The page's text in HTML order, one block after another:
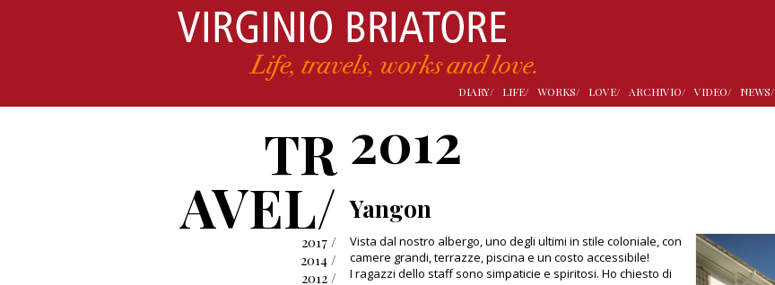
DIARY/ LIFE/ WORKS/ LOVE/ ARCHIVIO/ VIDEO/ NEWS/
TR
AVEL/
2017 /
2014 /
2012 /
2012
Yangon
Vista dal nostro albergo, uno degli ultimi in stile coloniale, con
camere grandi, terrazze, piscina e un costo accessibile!
I ragazzi dello staff sono simpaticie e spiritosi. Ho chiesto di